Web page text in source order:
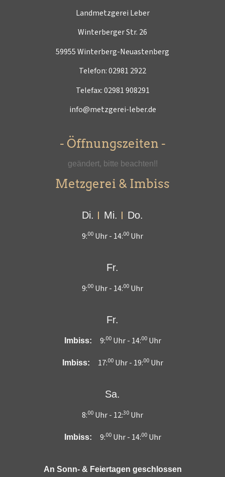
Landmetzgerei Leber
Winterberger Str. 26
59955 Winterberg-Neuastenberg
Telefon:02981 2922
Telefax: 02981 908291
info@metzgerei-leber.de
- Öffnungszeiten -
geändert, bitte beachten!!
Metzgerei & Imbiss
Di. Mi.
Do.
9:00 Uhr - 14:00 Uhr
Fr.
9:00 Uhr - 14:00 Uhr
Fr.
Imbiss: 9:00Uhr - 14:00Uhr
Imbiss: 17:00Uhr - 19:00Uhr
Sa.
8:00 Uhr - 12:30 Uhr
Imbiss: 9:00Uhr - 14:00Uhr
An Sonn- & Feiertagen geschlossen